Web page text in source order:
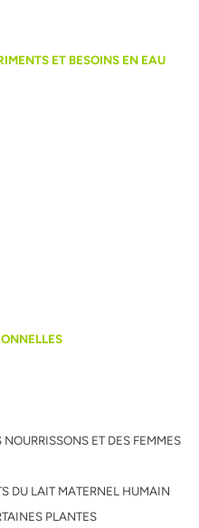
ET BESOINS EN EAU
ET DES FEMMES
DU LAIT MATERNEL HUMAIN
PLANTES